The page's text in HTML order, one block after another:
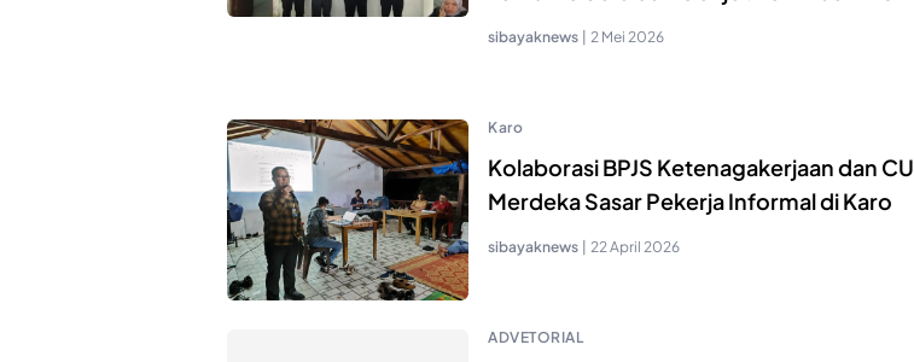
sibayaknews 2 Mei 2026
Karo
Kolaborasi BPJS Ketenagakerjaan dan CU
Merdeka Sasar Pekerja Informal di Karo
sibayaknews 22 April 2026
ADVETORIAL